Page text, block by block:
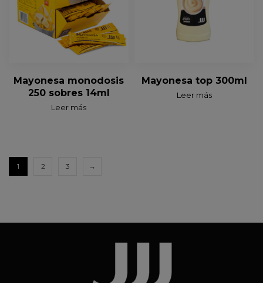
Mayonesa monodosis
250 sobres 14ml
Leer más
Mayonesa top 300ml
Leer más
1 2 3 →